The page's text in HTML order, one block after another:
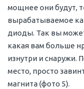
мощнее они будут,
вырабатываемое
диоды. Так вы
какая вам больше
изнутри и снаружи.
место, просто
магнита (фото 5).